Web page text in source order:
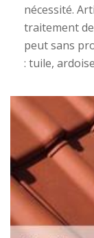
nécessité.
traitement
peut sans
: tuile,